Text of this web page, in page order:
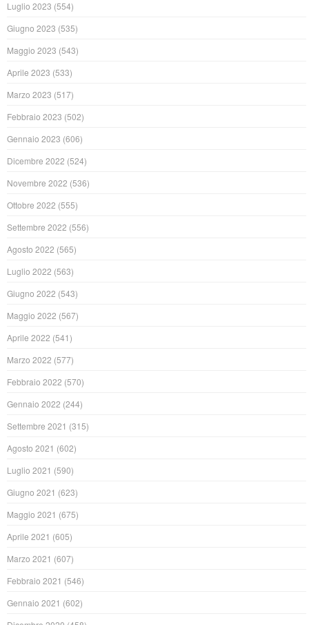
Luglio 2023 (554)
Giugno 2023 (535)
Maggio 2023 (543)
Aprile 2023 (533)
Marzo 2023 (517)
Febbraio 2023 (502)
Gennaio 2023 (606)
Dicembre 2022 (524)
Novembre 2022 (536)
Ottobre 2022 (555)
Settembre 2022 (556)
Agosto 2022 (565)
Luglio 2022 (563)
Giugno 2022 (543)
Maggio 2022 (567)
Aprile 2022 (541)
Marzo 2022 (577)
Febbraio 2022 (570)
Gennaio 2022 (244)
Settembre 2021 (315)
Agosto 2021 (602)
Luglio 2021 (590)
Giugno 2021 (623)
Maggio 2021 (675)
Aprile 2021 (605)
Marzo 2021 (607)
Febbraio 2021 (546)
Gennaio 2021 (602)